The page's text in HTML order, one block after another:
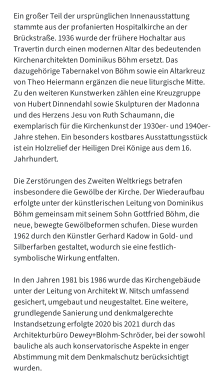
Ein großer Teil der ursprünglichen Innenausstattung
stammte aus der profanierten Hospitalkirche an der
Brückstraße. 1936 wurde der frühere Hochaltar aus
Travertin durch einen modernen Altar des bedeutenden
Kirchenarchitekten Dominikus Böhm ersetzt. Das
dazugehörige Tabernakel von Böhm sowie ein Altarkreuz
von Theo Heiermann ergänzen die neue liturgische Mitte.
Zu den weiteren Kunstwerken zählen eine Kreuzgruppe
von Hubert Dinnendahl sowie Skulpturen der Madonna
und des Herzens Jesu von Ruth Schaumann, die
exemplarisch für die Kirchenkunst der 1930er- und 1940er-
Jahre stehen. Ein besonders kostbares Ausstattungsstück
ist ein Holzrelief der Heiligen Drei Könige aus dem 16.
Jahrhundert.
Die Zerstörungen des Zweiten Weltkriegs betrafen
insbesondere die Gewölbe der Kirche. Der Wiederaufbau
erfolgte unter der künstlerischen Leitung von Dominikus
Böhm gemeinsam mit seinem Sohn Gottfried Böhm, die
neue, bewegte Gewölbeformen schufen. Diese wurden
1962 durch den Künstler Gerhard Kadow in Gold- und
Silberfarben gestaltet, wodurch sie eine festlich-
symbolische Wirkung entfalten.
In den Jahren 1981 bis 1986 wurde das Kirchengebäude
unter der Leitung von Architekt W. Nitsch umfassend
gesichert, umgebaut und neugestaltet. Eine weitere,
grundlegende Sanierung und denkmalgerechte
Instandsetzung erfolgte 2020 bis 2021 durch das
Architekturbüro Dewey+Blohm-Schröder, bei der sowohl
bauliche als auch konservatorische Aspekte in enger
Abstimmung mit dem Denkmalschutz berücksichtigt
wurden.